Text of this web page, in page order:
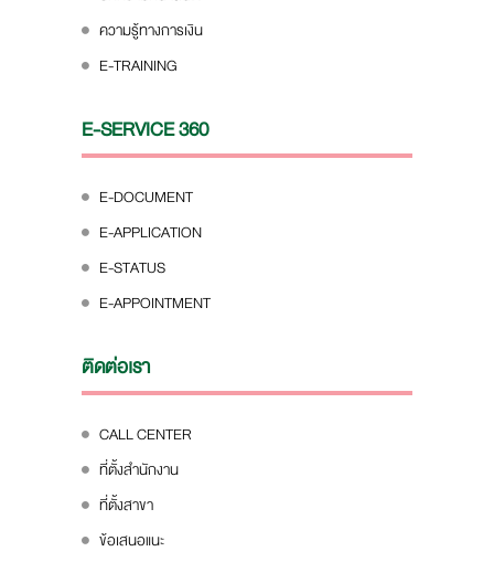
ความรู้ทางการเงิน
E-TRAINING
E-SERVICE 360
E-DOCUMENT
E-APPLICATION
E-STATUS
E-APPOINTMENT
ติดต่อเรา
CALL CENTER
ที่ตั้งสำนักงาน
ที่ตั้งสาขา
ข้อเสนอแนะ